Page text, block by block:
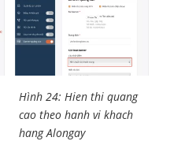
Hình 24: Hien thi quang
cao theo hanh vi khach
hang Alongay